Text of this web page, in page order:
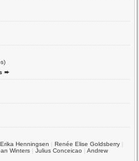
➨
Erika Henningsen |Renée Elise Goldsberry |
Winters |Julius Conceicao |Andrew